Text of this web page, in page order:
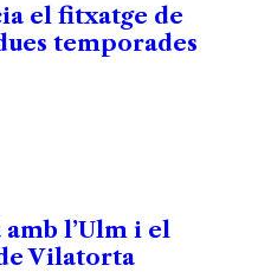
el fitxatge de
temporades
l’Ulm i el
Vilatorta